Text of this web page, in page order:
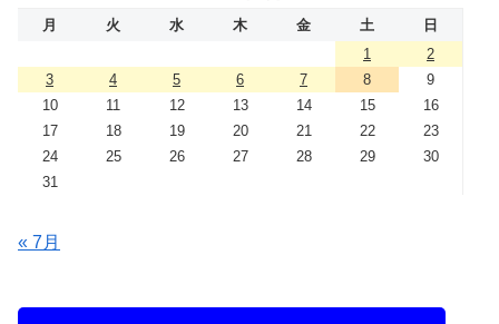
月 火 水 木 金 土
日
1
2
3
4 5 6 7 8
9
10
11 12 13 14 15
16
17
18 19 20 21 22
23
24
25 26 27 28 29
30
31
« 7月